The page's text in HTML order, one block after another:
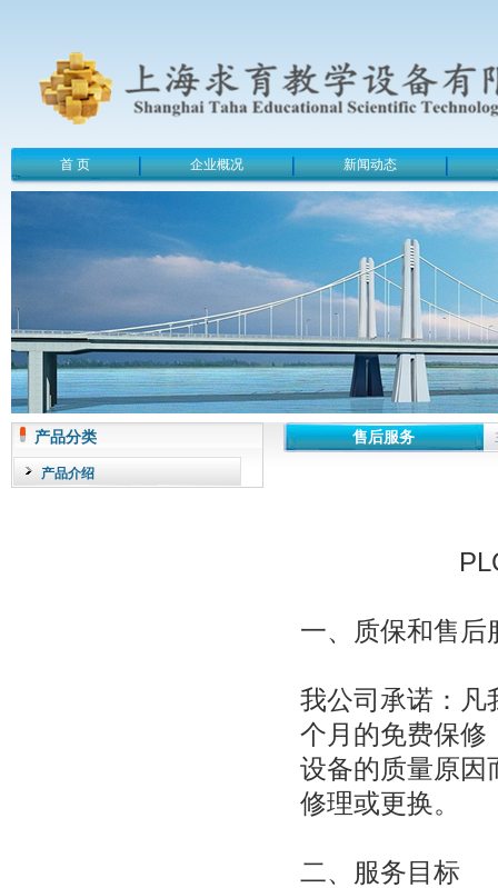
首 页 企业概况 新闻动态
产品分类
产品介绍
售后服务
一、质保和售后
我公司承诺：凡
个月的免费保修
设备的质量原因
修理或更换。
二、服务目标